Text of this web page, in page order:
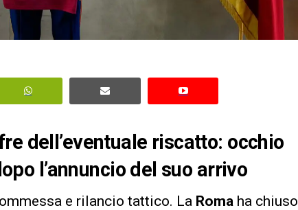
dell’eventuale riscatto: occhio
l’annuncio del suo arrivo
e rilancio tattico. La Roma ha chiuso